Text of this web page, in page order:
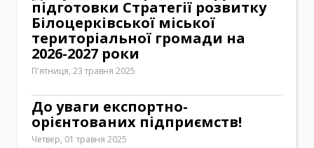
підготовки Стратегії розвитку
Білоцерківської міської
територіальної громади на
2026-2027 роки
П'ятниця, 23 травня 2025
До уваги експортно-
орієнтованих підприємств!
Четвер, 01 травня 2025